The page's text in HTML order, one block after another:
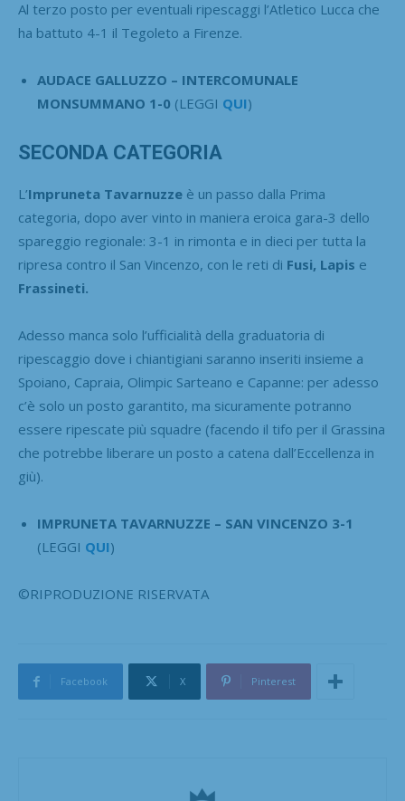
Al terzo posto per eventuali ripescaggi l’Atletico Lucca che
ha battuto 4-1 il Tegoleto a Firenze.
AUDACE GALLUZZO – INTERCOMUNALE
MONSUMMANO 1-0 (LEGGI QUI)
SECONDA CATEGORIA
L’Impruneta Tavarnuzze è un passo dalla Prima
categoria, dopo aver vinto in maniera eroica gara-3 dello
spareggio regionale: 3-1 in rimonta e in dieci per tutta la
ripresa contro il San Vincenzo, con le reti di Fusi, Lapis e
Frassineti.
Adesso manca solo l’ufficialità della graduatoria di
ripescaggio dove i chiantigiani saranno inseriti insieme a
Spoiano, Capraia, Olimpic Sarteano e Capanne: per adesso
c’è solo un posto garantito, ma sicuramente potranno
essere ripescate più squadre (facendo il tifo per il Grassina
che potrebbe liberare un posto a catena dall’Eccellenza in
giù).
IMPRUNETA TAVARNUZZE – SAN VINCENZO 3-1
(LEGGI QUI)
©RIPRODUZIONE RISERVATA
Facebook X Pinterest